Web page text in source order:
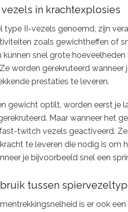
in krachtexplosies
type II-vezels genoemd, zijn
zoals gewichtheffen of
snel grote
Ze worden gerekruteerd
prestaties te leveren.
gewicht optilt, worden eerst je
Maar wanneer het
twitch vezels geactiveerd.
te leveren die nodig is om
je bijvoorbeeld snel een
tussen
is er ook